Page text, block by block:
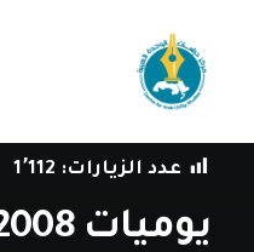
فيالصراع العربي-الإسرائيلي
عدد الزيارات: 1٬112
يوميات 2008